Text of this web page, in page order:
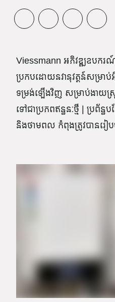
Viessmann អភិវឌ្ឍឧបក
ប្រកបដោយ​នវានុវត្តន៍​សម្រា
ទម្រង់ឡើងវិញ សម្រាប់ងាយស្
ទៅជាប្រភពឥន្ធនៈថ្មី | ប្រព័ន្
និងថាមពល កំពុងត្រូវបានរៀ